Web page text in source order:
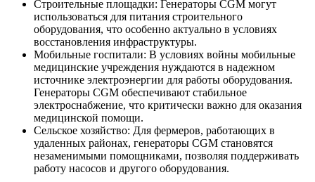
Строительные площадки: Генераторы CGM могут
использоваться для питания строительного
оборудования, что особенно актуально в условиях
восстановления инфраструктуры.
Мобильные госпитали: В условиях войны мобильные
медицинские учреждения нуждаются в надежном
источнике электроэнергии для работы оборудования.
Генераторы CGM обеспечивают стабильное
электроснабжение, что критически важно для оказания
медицинской помощи.
Сельское хозяйство: Для фермеров, работающих в
удаленных районах, генераторы CGM становятся
незаменимыми помощниками, позволяя поддерживать
работу насосов и другого оборудования.